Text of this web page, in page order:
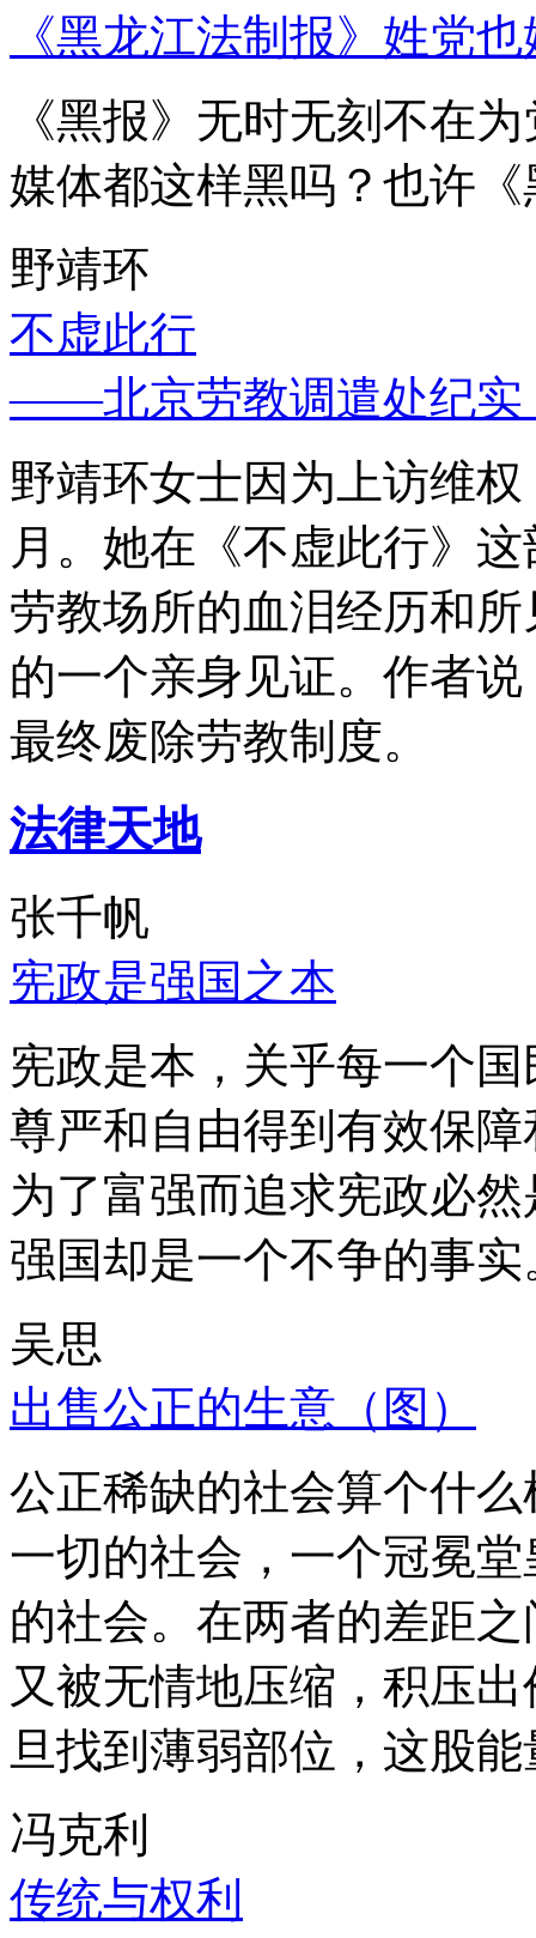
《黑龙江法制报》姓党
《黑报》无时无刻不在
媒体都这样黑吗？也许
野靖环
不虚此行
——北京劳教调遣处纪实
野靖环女士因为上访维
月。她在《不虚此行》
劳教场所的血泪经历和
的一个亲身见证。作者
最终废除劳教制度。
法律天地
张千帆
宪政是强国之本
宪政是本，关乎每一个
尊严和自由得到有效保
为了富强而追求宪政必
强国却是一个不争的事实
吴思
出售公正的生意（图）
公正稀缺的社会算个什
一切的社会，一个冠冕
的社会。在两者的差距
又被无情地压缩，积压
旦找到薄弱部位，这股
冯克利
传统与权利